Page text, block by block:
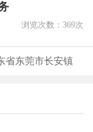
浏览次数： 369次
省东莞市长安镇